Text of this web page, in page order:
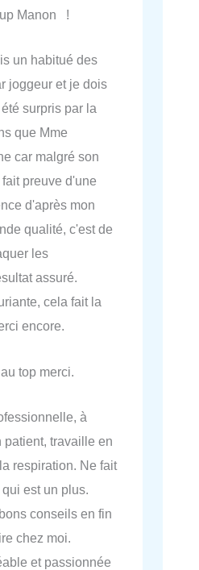
Manon !
un habitué des
joggeur et je dois
surpris par la
que Mme
car malgré son
preuve d'une
d'après mon
qualité, c'est de
les
assuré.
cela fait la
encore.
top merci.
à
patient, travaille en
respiration. Ne fait
est un plus.
conseils en fin
chez moi.
et passionnée